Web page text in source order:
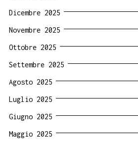
Dicembre 2025
Novembre 2025
Ottobre 2025
Settembre 2025
Agosto 2025
Luglio 2025
Giugno 2025
Maggio 2025